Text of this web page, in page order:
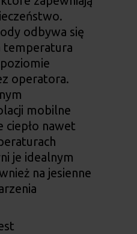
odbywa się
temperatura
operatora.
mobilne
ciepło nawet
je idealnym
na jesienne